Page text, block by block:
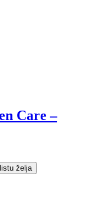
Care –
želja